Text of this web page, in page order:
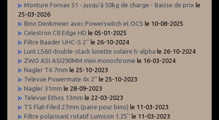
Monture Fornax 51 - jusqu'à 50kg de charge - Baisse de prix le
25-03-2026
Bino Denkmeier avec Powerswitch et OCS le 10-08-2025
Celestron C8 Edge HD le 05-01-2025
Filtre Baader UHC-S 2'' le 26-10-2024
Lunt LS60 double-stack lunette solaire h-alpha le 26-10-2024
ZWO ASI ASI290MM mini monochrome le 16-03-2024
Nagler T6 7mm le 25-10-2023
Televue Powermate 4x 2'' le 25-10-2023
Nagler 31mm le 28-09-2023
Televue Ethos 13mm le 22-03-2023
TS Flat-Filed 27mm (paire pour bino) le 11-03-2023
Filtre polarisant rotatif Lumicon 1.25'' le 11-03-2023